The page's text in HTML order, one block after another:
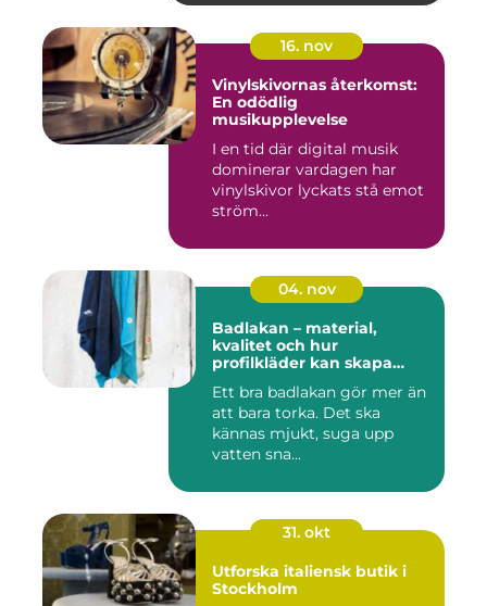
16. nov
Vinylskivornas återkomst:
En odödlig
musikupplevelse
I en tid där digital musik
dominerar vardagen har
vinylskivor lyckats stå emot
ström...
04. nov
Badlakan – material,
kvalitet och hur
profilkläder kan skapa
Ett bra badlakan gör mer än
att bara torka. Det ska
kännas mjukt, suga upp
vatten sna...
31. okt
Utforska italiensk butik i
Stockholm